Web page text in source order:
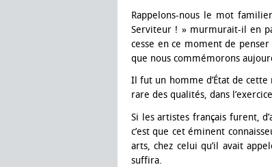
Rappelons-nous le mot
Serviteur ! » murmurait-il en
cesse en ce moment de
que nous commémorons
Il fut un homme d’État de
rare des qualités, dans
Si les artistes français furent,
c’est que cet éminent
arts, chez celui qu’il avait
suffira.